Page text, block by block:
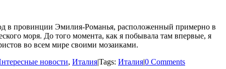
в провинции Эмилия-Романья, расположенный примерно в
моря. До того момента, как я побывала там впервые, я
во всем мире своими мозаиками.
новости, Италия|Tags: Италия|0 Comments